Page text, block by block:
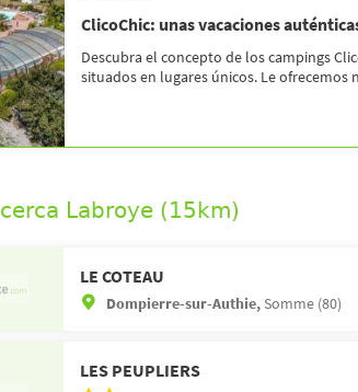
ClicoChic: unas vacaciones
Descubra el concepto de los campings
situados en lugares únicos. Le ofrecemos
cerca Labroye (15km)
LE COTEAU
Dompierre-sur-Authie, Somme (80)
LES PEUPLIERS